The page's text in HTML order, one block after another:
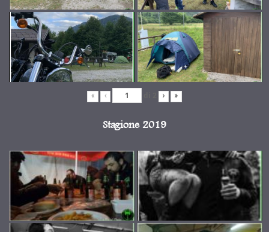
« ‹ › »
Stagione 2019